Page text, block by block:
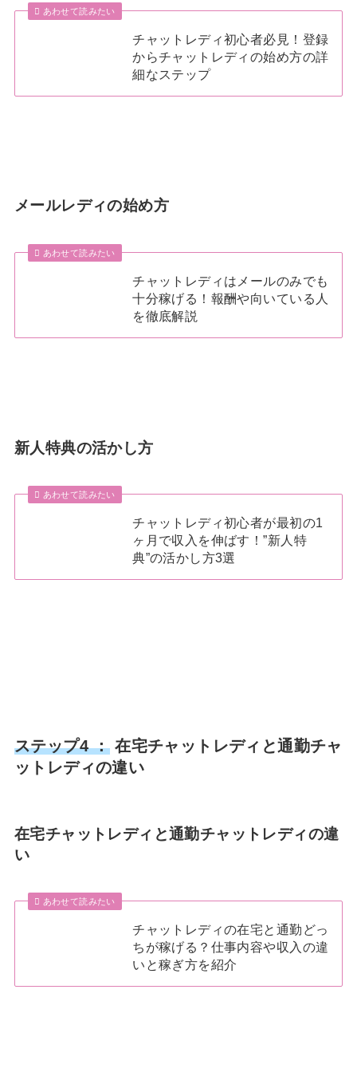
あわせて読みたい
チャットレディ初心者必見！登録
からチャットレディの始め方の詳
細なステップ
メールレディの始め方
あわせて読みたい
チャットレディはメールのみでも
十分稼げる！報酬や向いている人
を徹底解説
新人特典の活かし方
あわせて読みたい
チャットレディ初心者が最初の1
ヶ月で収入を伸ばす！”新人特
典”の活かし方3選
ステップ4 ：在宅チャットレディと通勤チャ
ットレディの違い
在宅チャットレディと通勤チャットレディの違
い
あわせて読みたい
チャットレディの在宅と通勤どっ
ちが稼げる？仕事内容や収入の違
いと稼ぎ方を紹介